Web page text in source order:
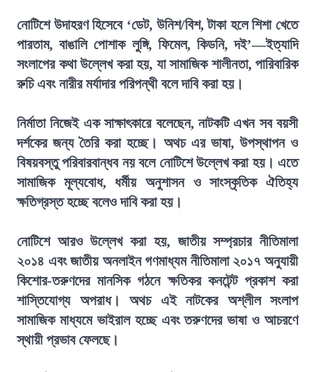
নোটিশে উদাহরণ হিসেবে ‘ডেট, উনিশ/বিশ, টাকা হলে শিশা খেতে
পারতাম, বাঙালি পোশাক লুঙ্গি, ফিমেল, কিডনি, দই’—ইত্যাদি
সংলাপের কথা উল্লেখ করা হয়, যা সামাজিক শালীনতা, পারিবারিক
রুচি এবং নারীর মর্যাদার পরিপন্থী বলে দাবি করা হয়।
নির্মাতা নিজেই এক সাক্ষাৎকারে বলেছেন, নাটকটি এখন সব বয়সী
দর্শকের জন্য তৈরি করা হচ্ছে। অথচ এর ভাষা, উপস্থাপন ও
বিষয়বস্তু পরিবারবান্ধব নয় বলে নোটিশে উল্লেখ করা হয়। এতে
সামাজিক মূল্যবোধ, ধর্মীয় অনুশাসন ও সাংস্কৃতিক ঐতিহ্য
ক্ষতিগ্রস্ত হচ্ছে বলেও দাবি করা হয়।
নোটিশে আরও উল্লেখ করা হয়, জাতীয় সম্প্রচার নীতিমালা
২০১৪ এবং জাতীয় অনলাইন গণমাধ্যম নীতিমালা ২০১৭ অনুযায়ী
কিশোর-তরুণদের মানসিক গঠনে ক্ষতিকর কনটেন্ট প্রকাশ করা
শাস্তিযোগ্য অপরাধ। অথচ এই নাটকের অশ্লীল সংলাপ
সামাজিক মাধ্যমে ভাইরাল হচ্ছে এবং তরুণদের ভাষা ও আচরণে
স্থায়ী প্রভাব ফেলছে।